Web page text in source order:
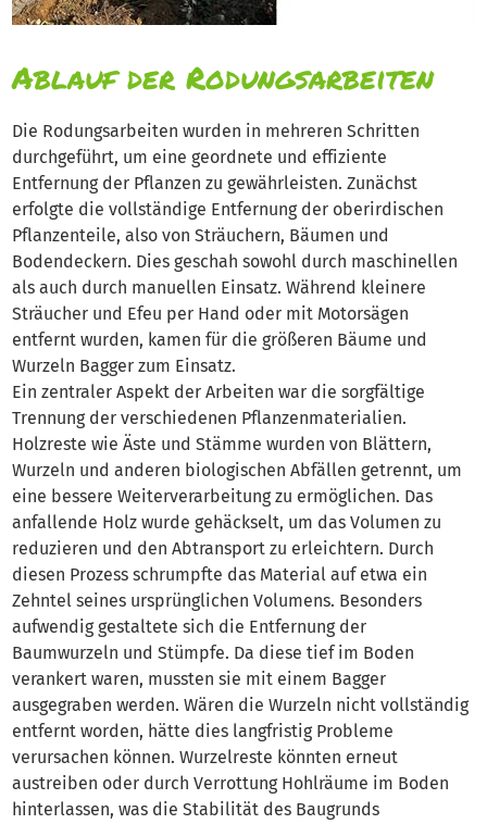
Ablauf der Rodungsarbeiten
Die Rodungsarbeiten wurden in mehreren Schritten
durchgeführt, um eine geordnete und effiziente
Entfernung der Pflanzen zu gewährleisten. Zunächst
erfolgte die vollständige Entfernung der oberirdischen
Pflanzenteile, also von Sträuchern, Bäumen und
Bodendeckern. Dies geschah sowohl durch maschinellen
als auch durch manuellen Einsatz. Während kleinere
Sträucher und Efeu per Hand oder mit Motorsägen
entfernt wurden, kamen für die größeren Bäume und
Wurzeln Bagger zum Einsatz.
Ein zentraler Aspekt der Arbeiten war die sorgfältige
Trennung der verschiedenen Pflanzenmaterialien.
Holzreste wie Äste und Stämme wurden von Blättern,
Wurzeln und anderen biologischen Abfällen getrennt, um
eine bessere Weiterverarbeitung zu ermöglichen. Das
anfallende Holz wurde gehäckselt, um das Volumen zu
reduzieren und den Abtransport zu erleichtern. Durch
diesen Prozess schrumpfte das Material auf etwa ein
Zehntel seines ursprünglichen Volumens. Besonders
aufwendig gestaltete sich die Entfernung der
Baumwurzeln und Stümpfe. Da diese tief im Boden
verankert waren, mussten sie mit einem Bagger
ausgegraben werden. Wären die Wurzeln nicht vollständig
entfernt worden, hätte dies langfristig Probleme
verursachen können. Wurzelreste könnten erneut
austreiben oder durch Verrottung Hohlräume im Boden
hinterlassen, was die Stabilität des Baugrunds